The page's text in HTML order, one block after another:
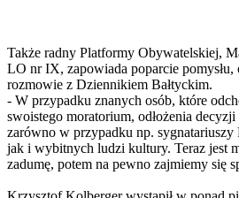
Także radny Platformy Obywatelskiej,
LO nr IX, zapowiada poparcie pomysłu,
rozmowie z Dziennikiem Bałtyckim.
- W przypadku znanych osób, które
swoistego moratorium, odłożenia
zarówno w przypadku np.
jak i wybitnych ludzi kultury. Teraz jest
zadumę, potem na pewno zajmiemy się